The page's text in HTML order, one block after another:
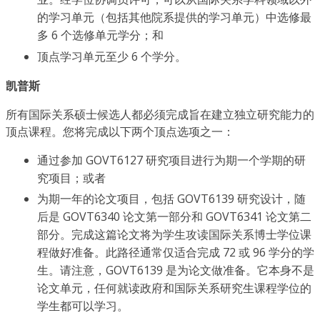
的学习单元（包括其他院系提供的学习单元）中选修最
多 6 个选修单元学分；和
顶点学习单元至少 6 个学分。
凯普斯
所有国际关系硕士候选人都必须完成旨在建立独立研究能力的
顶点课程。您将完成以下两个顶点选项之一：
通过参加 GOVT6127 研究项目进行为期一个学期的研
究项目；或者
为期一年的论文项目，包括 GOVT6139 研究设计，随
后是 GOVT6340 论文第一部分和 GOVT6341 论文第二
部分。完成这篇论文将为学生攻读国际关系博士学位课
程做好准备。此路径通常仅适合完成 72 或 96 学分的学
生。请注意，GOVT6139 是为论文做准备。它本身不是
论文单元，任何就读政府和国际关系研究生课程学位的
学生都可以学习。